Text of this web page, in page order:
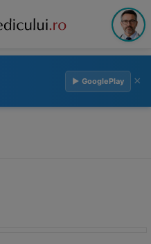
▶ GooglePlay ×